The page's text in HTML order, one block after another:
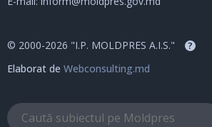
© 2000-2026 "I.P. MOLDPRES A.I.S." ?
Elaborat de Webconsulting.md